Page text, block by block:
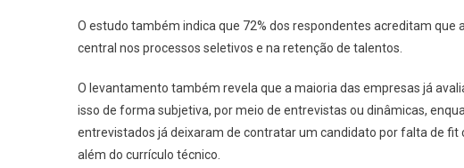
O estudo também indica que 72% dos respondentes acreditam
central nos processos seletivos e na retenção de talentos.
O levantamento também revela que a maioria das empresas já
isso de forma subjetiva, por meio de entrevistas ou dinâmicas,
entrevistados já deixaram de contratar um candidato por falta de
além do currículo técnico.